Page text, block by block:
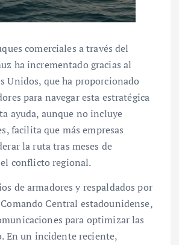
comerciales a través del
ha incrementado gracias al
Unidos, que ha proporcionado
para navegar esta estratégica
ayuda, aunque no incluye
facilita que más empresas
la ruta tras meses de
conflicto regional.
de armadores y respaldados por
Central estadounidense,
para optimizar las
En un incidente reciente,